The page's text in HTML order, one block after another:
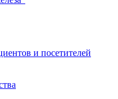
и посетителей